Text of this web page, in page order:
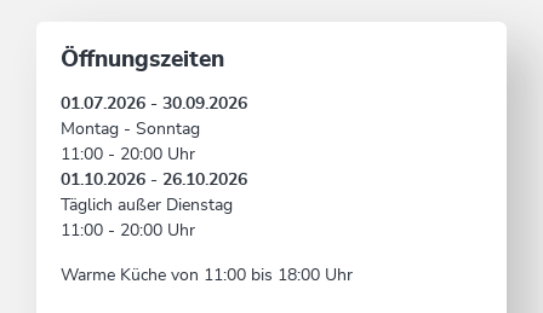
Öffnungszeiten
01.07.2026 - 30.09.2026
Montag - Sonntag
11:00 - 20:00 Uhr
01.10.2026 - 26.10.2026
Täglich außer Dienstag
11:00 - 20:00 Uhr
Warme Küche von 11:00 bis 18:00 Uhr